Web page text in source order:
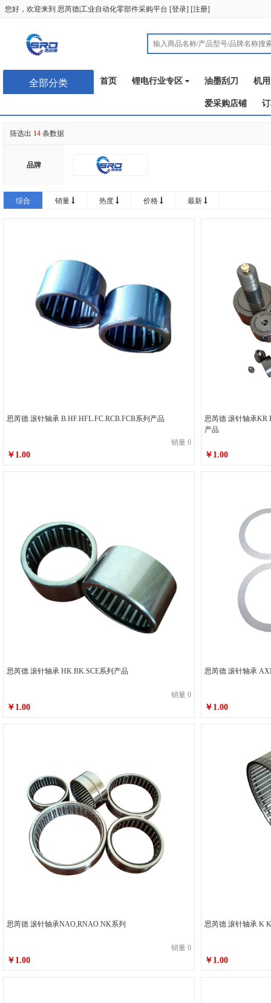
您好，欢迎来到 思芮德|工业自动化零部件采购平台 [登录] [注册]
全部分类 首页 锂电行业专区 油墨刮刀 机
爱采购店铺
筛选出 14 条数据
品牌
综合 销量 热度 价格 最新
思芮德 滚针轴承 B.HF.HFL.FC.RCB.FCB系列产品
销量 0
￥1.00
思芮德 滚针轴承KR KRV KR..PP NUKR NUKRE CF系列
产品
￥1.00
思芮德 滚针轴承 HK.BK.SCE系列产品
销量 0
￥1.00
思芮德 滚针轴承
￥1.00
思芮德 滚针轴承NAO,RNAO.NK系列
销量 0
￥1.00 ￥1.00